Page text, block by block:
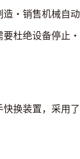
・销售机械自
杜绝设备停止
换装置，采用